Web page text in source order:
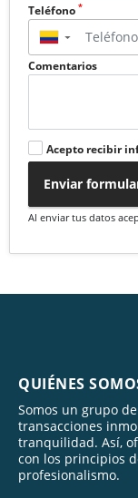
Teléfono *
▼
Comentarios
Acepto recibir
Enviar
Al enviar tus datos
QUIÉNES
Somos un grupo
transacciones
tranquilidad. Así,
con los principios
profesionalismo.